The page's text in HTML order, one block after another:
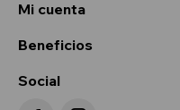
Mi cuenta
Beneficios
Social